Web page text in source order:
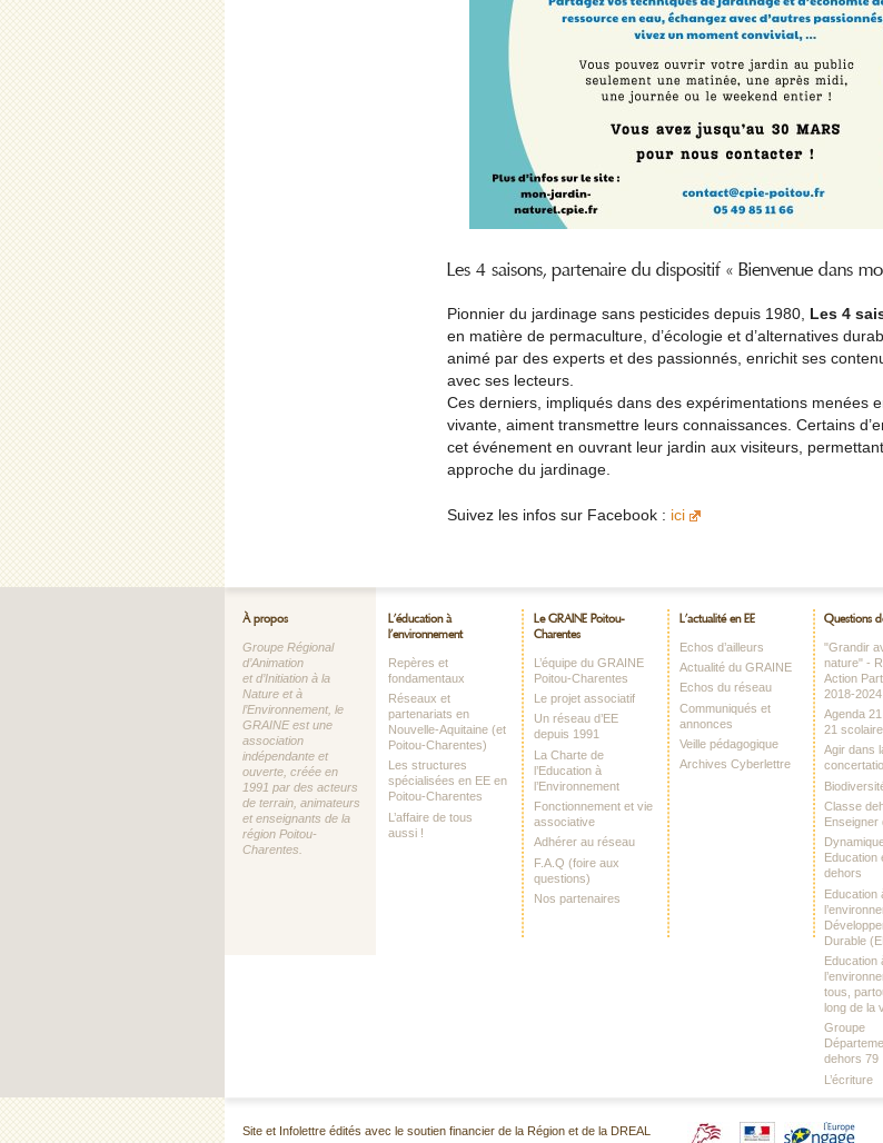
Les 4 saisons, partenaire du dispositif « Bienvenue dans
Pionnier du jardinage sans pesticides depuis 1980, Les 4
en matière de permaculture, d’écologie et d’alternatives
animé par des experts et des passionnés, enrichit ses
avec ses lecteurs.
Ces derniers, impliqués dans des expérimentations menées
vivante, aiment transmettre leurs connaissances. Certains
cet événement en ouvrant leur jardin aux visiteurs,
approche du jardinage.
Suivez les infos sur Facebook : ici
À propos
Groupe Régional
d’Animation
et d’Initiation à la
Nature et à
l’Environnement, le
GRAINE est une
association
indépendante et
ouverte, créée en
1991 par des acteurs
de terrain, animateurs
et enseignants de la
région Poitou-
Charentes.
L’éducation à
l’environnement
Repères et
fondamentaux
Réseaux et
partenariats en
Nouvelle-Aquitaine (et
Poitou-Charentes)
Les structures
spécialisées en EE en
Poitou-Charentes
L’affaire de tous
aussi !
Le GRAINE Poitou-
Charentes
L’équipe du GRAINE
Poitou-Charentes
Le projet associatif
Un réseau d’EE
depuis 1991
La Charte de
l’Education à
l’Environnement
Fonctionnement et vie
associative
Adhérer au réseau
F.A.Q (foire aux
questions)
Nos partenaires
L’actualité en EE
Echos d’ailleurs
Actualité du GRAINE
Echos du réseau
Communiqués et
annonces
Veille pédagogique
Archives Cyberlettre
Questions
"Grandir
nature" -
Action
2018-2024
Agenda
21
Agir dans
Classe
Enseigner
Education
dehors
Education
Durable
Education
tous,
long de la
Groupe
dehors 79
L’écriture
Site et Infolettre édités avec le soutien financier de la Région et de la DREAL